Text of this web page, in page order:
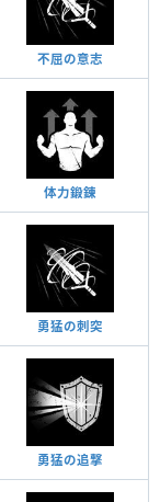
不屈の意志
体力鍛錬
勇猛の刺突
勇猛の追撃